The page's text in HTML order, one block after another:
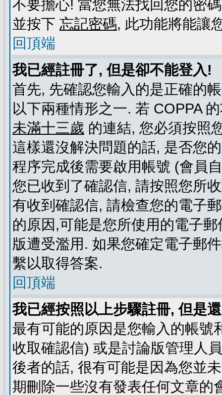
不要擔心! 當您無法找回您的密
並按下 忘記密碼, 此功能將能讓
回頂端
我已經註冊了, 但是卻不能登入!
首先, 先確認您輸入的是正確的
以下兩種情形之一. 若 COPPA
未滿十三歲 的連結, 您必須按照
這樣還沒解決問題的話, 是否您
程序完成後需要啟用帳號 (會員
您已收到了確認信, 請按照您所
有收到確認信, 請檢查您的電子
的原因,可能是您所使用的電子
版遭受濫用. 如果您確定電子郵
繫以取得答案.
回頂端
我已經按照以上步驟註冊, 但是
最有可能的原因是您輸入的帳號
收取確認信) 或是討論版管理人
後者的話, 很有可能是因為您並
期刪除一些沒有發表任何文章的